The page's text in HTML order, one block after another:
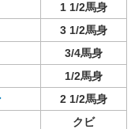
1 1/2馬身
3 1/2馬身
3/4馬身
1/2馬身
2 1/2馬身
クビ